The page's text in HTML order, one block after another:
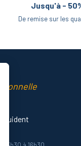
Jusqu'à -
De remise sur les
guident